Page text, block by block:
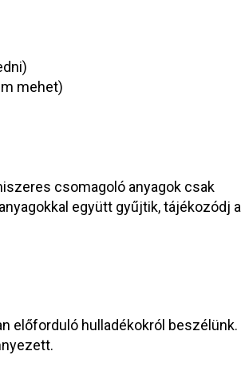
mehet)
csomagoló anyagok csak
együtt gyűjtik, tájékozódj a
előforduló hulladékokról beszélünk.